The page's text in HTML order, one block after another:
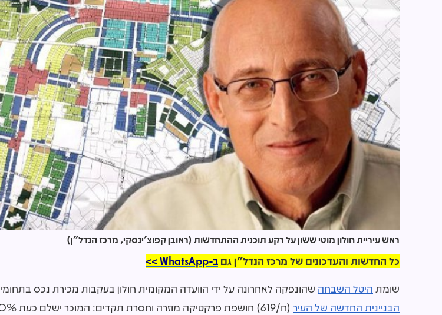
ראש עיריית חולון מוטי ששון על רקע תוכנית ההתחדשות (ראובן קפוצ'ינסקי, מרכז הנדל"ן)
כל החדשות והעדכונים של מרכז הנדל"ן גם ב-WhatsApp >>
שומת היטל השבחה שהונפקה לאחרונה על ידי הוועדה המקומית חולון בעקבות מכירת נכס בתחומי
הבניינית החדשה של העיר